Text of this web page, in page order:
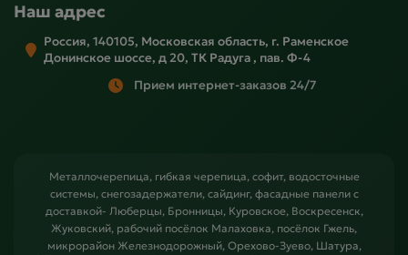
Наш адрес
Россия, 140105, Московская область, г. Раменское
Донинское шоссе, д 20, ТК Радуга , пав. Ф-4
Прием интернет-заказов 24/7
Металлочерепица, гибкая черепица, софит, водосточные
системы, снегозадержатели, сайдинг, фасадные панели с
доставкой- Люберцы, Бронницы, Куровское, Воскресенск,
Жуковский, рабочий посёлок Малаховка, посёлок Гжель,
микрорайон Железнодорожный, Орехово-Зуево, Шатура,